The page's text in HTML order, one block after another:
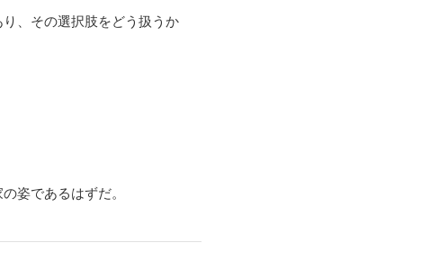
、その選択肢をどう扱うか
姿であるはずだ。